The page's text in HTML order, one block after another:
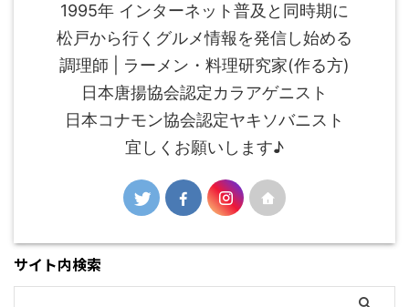
1995年 インターネット普及と同時期に
松戸から行くグルメ情報を発信し始める
調理師 | ラーメン・料理研究家(作る方)
日本唐揚協会認定カラアゲニスト
日本コナモン協会認定ヤキソバニスト
宜しくお願いします♪
サイト内検索